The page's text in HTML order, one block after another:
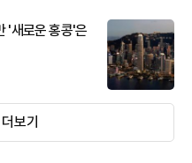
'새로운 홍콩'은
더보기